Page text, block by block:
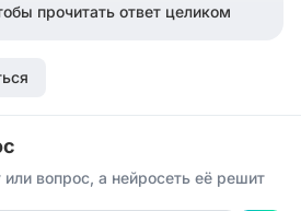
и информированные решения.
частью достижения
Важно обладать умением
прочитать ответ целиком
вопрос, а нейросеть её решит